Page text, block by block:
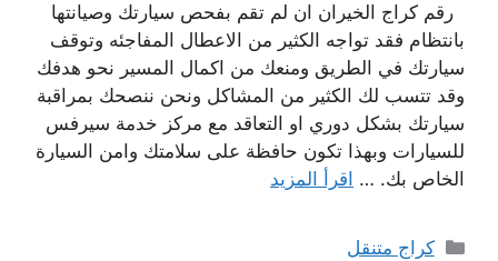
رقم كراج الخيران ان لم تقم بفحص سيارتك وصيانتها
بانتظام فقد تواجه الكثير من الاعطال المفاجئه وتوقف
سيارتك في الطريق ومنعك من اكمال المسير نحو هدفك
وقد تتسب لك الكثير من المشاكل ونحن ننصحك بمراقبة
سيارتك بشكل دوري او التعاقد مع مركز خدمة سيرفس
للسيارات وبهذا تكون حافظة على سلامتك وامن السيارة
الخاص بك. … اقرأ المزيد
التصنيفات
كراج متنقل